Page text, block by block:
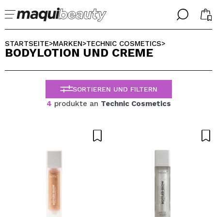
╳
Ich bin bereits #maquilover, ich habe ein Konto
Ich habe hier kein Konto
╳
WÄHLE DEINE SPRACHE
ALEMAN
ESPAÑOL
ENGLISH
FRANCES
STARTSEITE>MARKEN>TECHNIC COSMETICS>
BODYLOTION UND CREME
SORTIEREN UND FILTERN
4 produkte an Technic Cosmetics